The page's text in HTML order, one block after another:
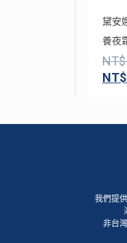
黛安
養夜
NT$
NT$
我們提
非台灣